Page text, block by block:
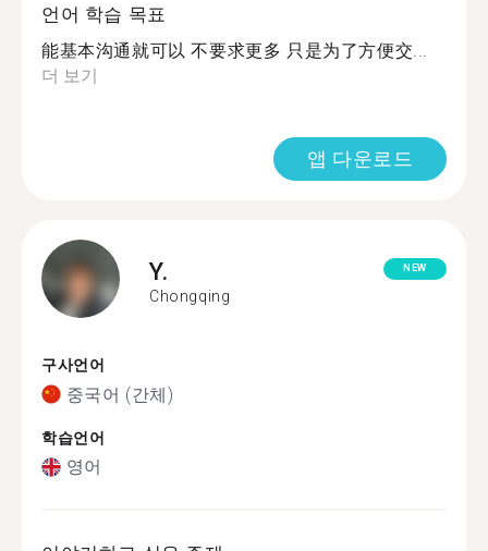
언어 학습 목표
能基本沟通就可以 不要求更多 只是为了方便交...
더 보기
앱 다운로드
Y.
Chongqing
NEW
구사언어
중국어 (간체)
학습언어
영어